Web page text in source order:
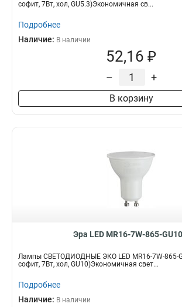
софит, 7Вт, хол, GU5.3)Экономичная св...
Подробнее
Наличие: В наличии
52,16 ₽
– +
В корзину
Эра LED MR16-7W-865-
Лампы СВЕТОДИОДНЫЕ ЭКО LED MR16-7W-865-
софит, 7Вт, хол, GU10)Экономичная свет...
Подробнее
Наличие: В наличии